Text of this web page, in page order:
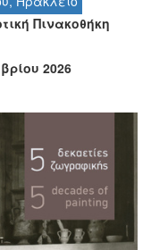
Πινακοθήκη
2026